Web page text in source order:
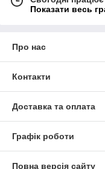
Показати весь
Про нас
Контакти
Доставка та оплата
Графік роботи
Повна версія сайту